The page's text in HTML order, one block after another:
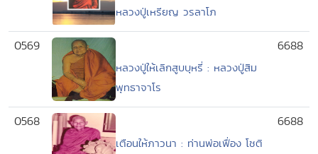
หลวงปู่เหรียญ วรลาโภ
0569
หลวงปู่ให้เลิกสูบบุหรี่ : หลวงปู่สิม
พุทธาจาโร
6688
0568
เตือนให้ภาวนา : ท่านพ่อเฟื่อง โชติ
6688